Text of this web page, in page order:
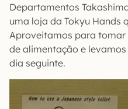
Departamentos
uma loja da Tokyu Hands
Aproveitamos para tomar
de alimentação e
dia seguinte.